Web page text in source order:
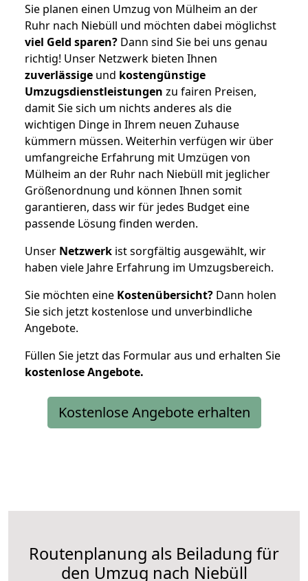
Sie planen einen Umzug von Mülheim an der
Ruhr nach Niebüll und möchten dabei möglichst
viel Geld sparen? Dann sind Sie bei uns genau
richtig! Unser Netzwerk bieten Ihnen
zuverlässige und kostengünstige
Umzugsdienstleistungen zu fairen Preisen,
damit Sie sich um nichts anderes als die
wichtigen Dinge in Ihrem neuen Zuhause
kümmern müssen. Weiterhin verfügen wir über
umfangreiche Erfahrung mit Umzügen von
Mülheim an der Ruhr nach Niebüll mit jeglicher
Größenordnung und können Ihnen somit
garantieren, dass wir für jedes Budget eine
passende Lösung finden werden.
Unser Netzwerk ist sorgfältig ausgewählt, wir
haben viele Jahre Erfahrung im Umzugsbereich.
Sie möchten eine Kostenübersicht? Dann holen
Sie sich jetzt kostenlose und unverbindliche
Angebote.
Füllen Sie jetzt das Formular aus und erhalten Sie
kostenloseAngebote.
Kostenlose Angebote erhalten
Routenplanung als Beiladung für
den Umzug nach Niebüll